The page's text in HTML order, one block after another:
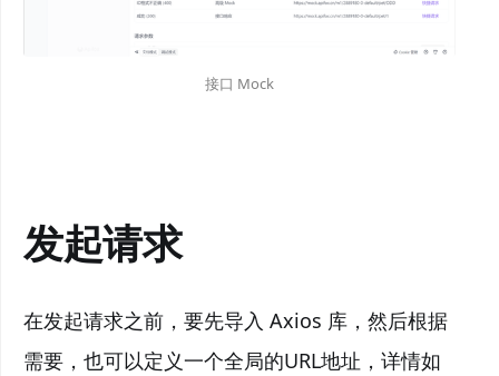
接口 Mock
发起请求
在发起请求之前，要先导入 Axios 库，然后根据
需要，也可以定义一个全局的URL地址，详情如